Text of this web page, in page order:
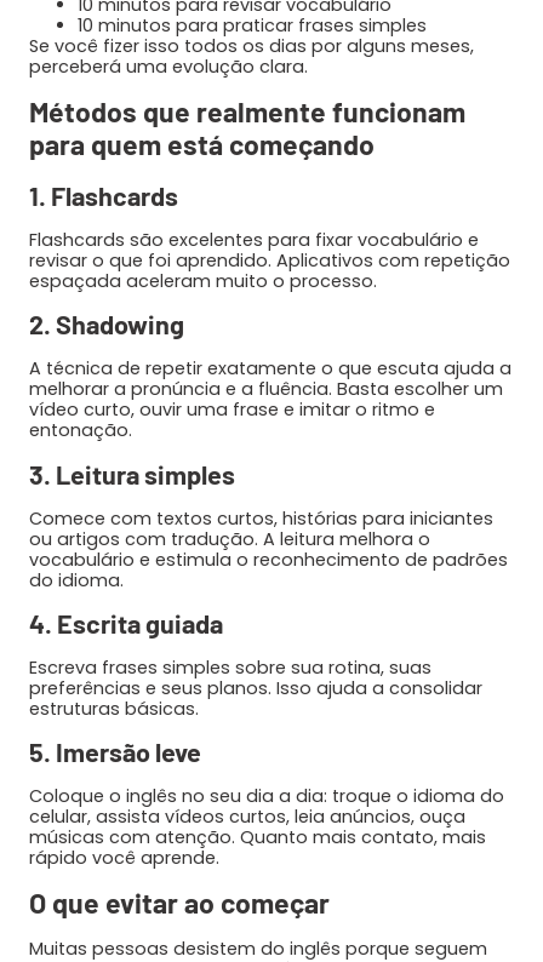
10 minutos para revisar vocabulário
10 minutos para praticar frases simples
Se você fizer isso todos os dias por alguns meses,
perceberá uma evolução clara.
Métodos que realmente funcionam
para quem está começando
1. Flashcards
Flashcards são excelentes para fixar vocabulário e
revisar o que foi aprendido. Aplicativos com repetição
espaçada aceleram muito o processo.
2. Shadowing
A técnica de repetir exatamente o que escuta ajuda a
melhorar a pronúncia e a fluência. Basta escolher um
vídeo curto, ouvir uma frase e imitar o ritmo e
entonação.
3. Leitura simples
Comece com textos curtos, histórias para iniciantes
ou artigos com tradução. A leitura melhora o
vocabulário e estimula o reconhecimento de padrões
do idioma.
4. Escrita guiada
Escreva frases simples sobre sua rotina, suas
preferências e seus planos. Isso ajuda a consolidar
estruturas básicas.
5. Imersão leve
Coloque o inglês no seu dia a dia: troque o idioma do
celular, assista vídeos curtos, leia anúncios, ouça
músicas com atenção. Quanto mais contato, mais
rápido você aprende.
O que evitar ao começar
Muitas pessoas desistem do inglês porque seguem